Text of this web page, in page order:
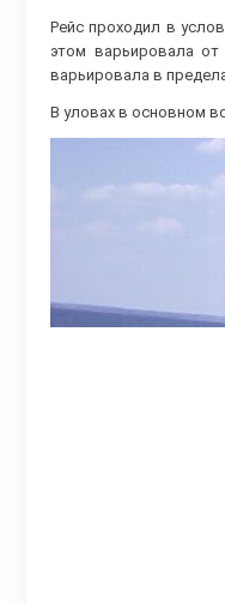
Рейс проходил в
этом варьировала
варьировала в
В уловах в основном